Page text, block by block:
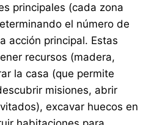
principales (cada zona
el número de
acción principal. Estas
recursos (madera,
la casa (que permite
misiones, abrir
excavar huecos en